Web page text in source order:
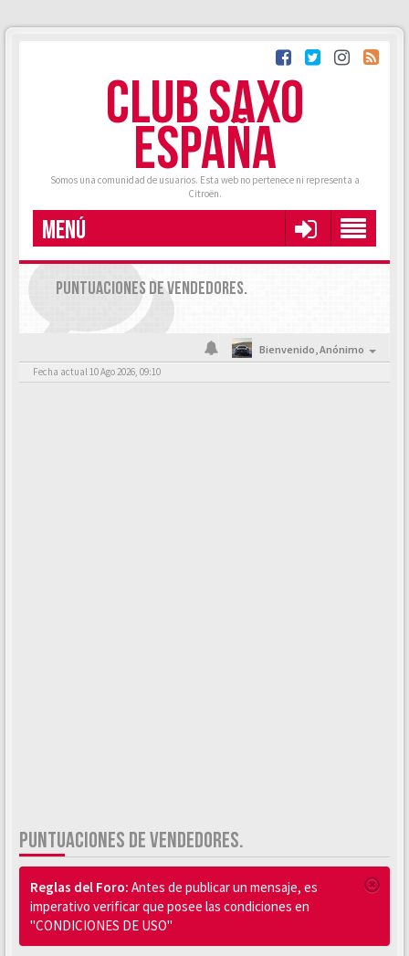
CLUB SAXO
ESPAÑA
Somos una comunidad de usuarios. Esta web no pertenece ni representa a
Citroën.
MENÚ
PUNTUACIONES DE VENDEDORES.
Bienvenido,Anónimo
Fecha actual 10 Ago 2026, 09:10
PUNTUACIONES DE VENDEDORES.
Reglas del Foro: Antes de publicar un mensaje, es
imperativo verificar que posee las condiciones en
"CONDICIONES DE USO"